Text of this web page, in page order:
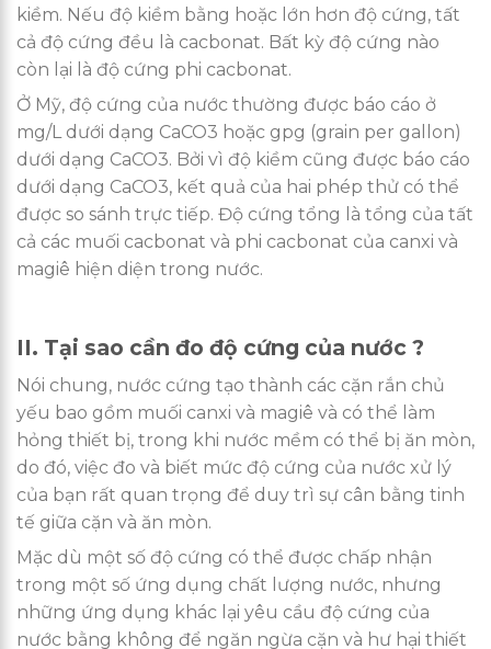
kiềm. Nếu độ kiềm bằng hoặc lớn hơn độ cứng, tất
cả độ cứng đều là cacbonat. Bất kỳ độ cứng nào
còn lại là độ cứng phi cacbonat.
Ở Mỹ, độ cứng của nước thường được báo cáo ở
mg/L dưới dạng CaCO3 hoặc gpg (grain per gallon)
dưới dạng CaCO3. Bởi vì độ kiềm cũng được báo cáo
dưới dạng CaCO3, kết quả của hai phép thử có thể
được so sánh trực tiếp. Độ cứng tổng là tổng của tất
cả các muối cacbonat và phi cacbonat của canxi và
magiê hiện diện trong nước.
II. Tại sao cần đo độ cứng của nước ?
Nói chung, nước cứng tạo thành các cặn rắn chủ
yếu bao gồm muối canxi và magiê và có thể làm
hỏng thiết bị, trong khi nước mềm có thể bị ăn mòn,
do đó, việc đo và biết mức độ cứng của nước xử lý
của bạn rất quan trọng để duy trì sự cân bằng tinh
tế giữa cặn và ăn mòn.
Mặc dù một số độ cứng có thể được chấp nhận
trong một số ứng dụng chất lượng nước, nhưng
những ứng dụng khác lại yêu cầu độ cứng của
nước bằng không để ngăn ngừa cặn và hư hại thiết